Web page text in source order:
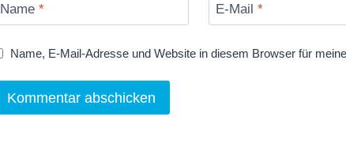
Name * E-Mail *
Name, E-Mail-Adresse und Website in diesem Browser für